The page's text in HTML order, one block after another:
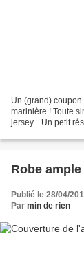
Un (grand)
marinière ! Toute
jersey... Un petit
Robe
Publié le 28/04/
Par min de rien